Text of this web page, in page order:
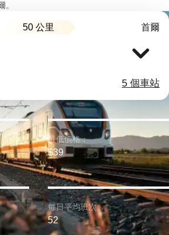
。
50 公里 首爾
5 個車站
最低價格：
$39
每日平均班次:
52